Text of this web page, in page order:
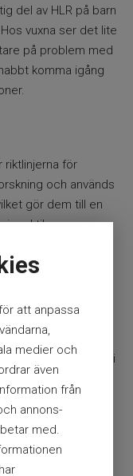
att anpassa
medier och
även
från
annons-
med.
del av HLR på barn
vuxna ser det lite
på problem med
komma igång
riktlinjerna för
och används
gör dem till en
i praktiken.
chanserna för
att inte bara veta
känna sig trygg i
ger instruktioner.
liv
kunskap om
och korrekta